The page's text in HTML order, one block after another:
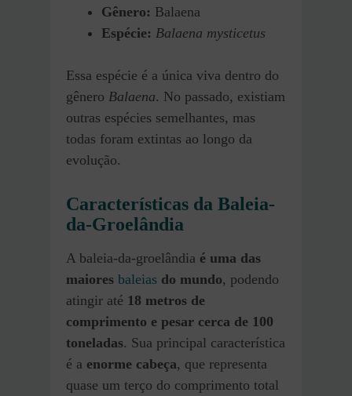
Gênero: Balaena
Espécie: Balaena mysticetus
Essa espécie é a única viva dentro do
gênero Balaena. No passado, existiam
outras espécies semelhantes, mas
todas foram extintas ao longo da
evolução.
Características da Baleia-
da-Groelândia
A baleia-da-groelândia é uma das
maiores baleias do mundo, podendo
atingir até 18 metros de
comprimento e pesar cerca de 100
toneladas. Sua principal característica
é a enorme cabeça, que representa
quase um terço do comprimento total